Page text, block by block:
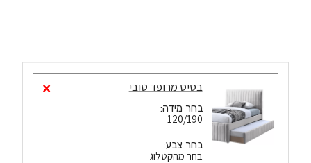
1
בסיס מרופד טובי
בחר מידה:
120/190
בחר צבע:
בחר מהקטלוג
×